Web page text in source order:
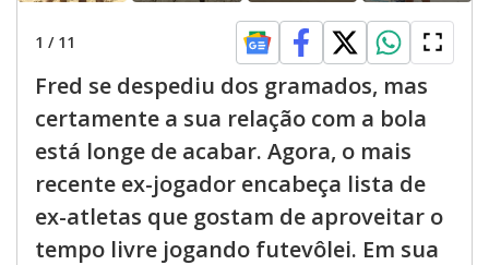
1 / 11
Fred se despediu dos gramados, mas
certamente a sua relação com a bola
está longe de acabar. Agora, o mais
recente ex-jogador encabeça lista de
ex-atletas que gostam de aproveitar o
tempo livre jogando futevôlei. Em sua